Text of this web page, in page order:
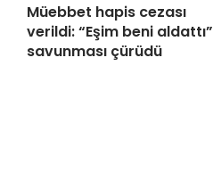
Müebbet hapis cezası
verildi: “Eşim beni aldattı”
savunması çürüdü